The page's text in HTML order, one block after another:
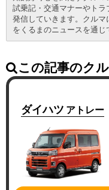
試乗記・交通マナーやト
発信していきます。クルマ
をくるまのニュースを通じ
この記事のク
ダイハツ アトレー